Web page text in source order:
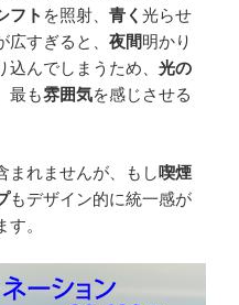
フト を照射、 青く 光らせ
広すぎると、 夜間明かり
込んでしまうため、 光の
最も雰囲気を感じさせる
まれませんが、もし喫煙
もデザイン的に統一感が
す。